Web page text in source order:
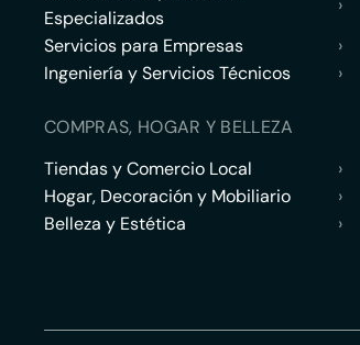
Especializados
Servicios para Empresas
›
Ingeniería y Servicios Técnicos
›
COMPRAS, HOGAR Y BELLEZA
Tiendas y Comercio Local
›
Hogar, Decoración y Mobiliario
›
Belleza y Estética
›